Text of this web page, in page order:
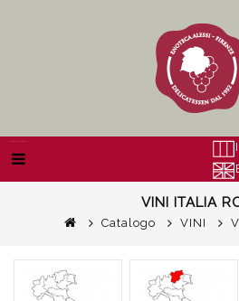
VINI ITALIA
Catalogo VINI